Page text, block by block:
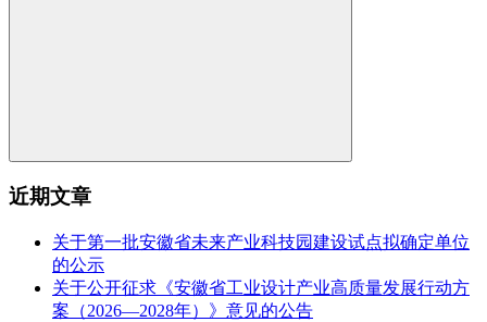
近期文章
关于第一批安徽省未来产业科技园建设试点拟确定单位
的公示
关于公开征求《安徽省工业设计产业高质量发展行动方
案（2026—2028年）》意见的公告